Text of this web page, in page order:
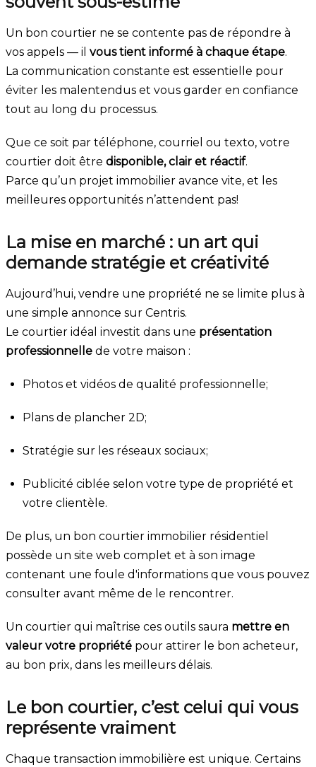
Un bon courtier ne se contente pas de répondre à
vos appels — il vous tient informé à chaque étape.
La communication constante est essentielle pour
éviter les malentendus et vous garder en confiance
tout au long du processus.
Que ce soit par téléphone, courriel ou texto, votre
courtier doit être disponible, clair et réactif.
Parce qu’un projet immobilier avance vite, et les
meilleures opportunités n’attendent pas!
La mise en marché : un art qui
demande stratégie et créativité
Aujourd’hui, vendre une propriété ne se limite plus à
une simple annonce sur Centris.
Le courtier idéal investit dans une présentation
professionnelle de votre maison :
Photos et vidéos de qualité professionnelle;
Plans de plancher 2D;
Stratégie sur les réseaux sociaux;
Publicité ciblée selon votre type de propriété et
votre clientèle.
De plus, un bon courtier immobilier résidentiel
possède un site web complet et à son image
contenant une foule d'informations que vous pouvez
consulter avant même de le rencontrer.
Un courtier qui maîtrise ces outils saura mettre en
valeur votre propriété pour attirer le bon acheteur,
au bon prix, dans les meilleurs délais.
Le bon courtier, c’est celui qui vous
représente vraiment
Chaque transaction immobilière est unique. Certains